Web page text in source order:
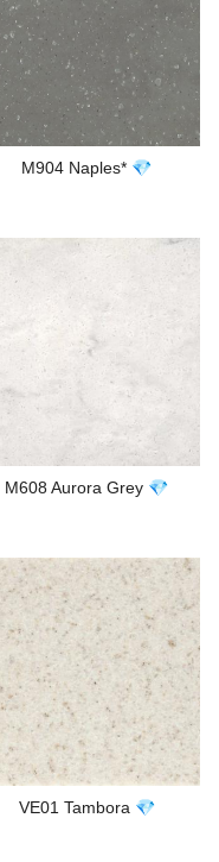
M904 Naples* 💎
M608 Aurora Grey 💎
VE01 Tambora 💎